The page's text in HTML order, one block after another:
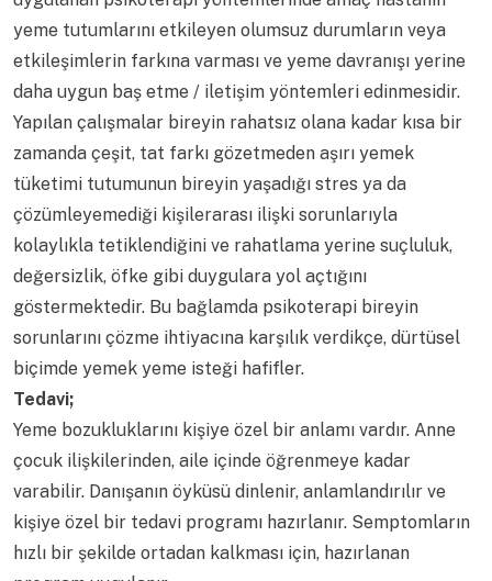
yeme tutumlarını etkileyen olumsuz durumların veya
etkileşimlerin farkına varması ve yeme davranışı yerine
daha uygun baş etme / iletişim yöntemleri edinmesidir.
Yapılan çalışmalar bireyin rahatsız olana kadar kısa bir
zamanda çeşit, tat farkı gözetmeden aşırı yemek
tüketimi tutumunun bireyin yaşadığı stres ya da
çözümleyemediği kişilerarası ilişki sorunlarıyla
kolaylıkla tetiklendiğini ve rahatlama yerine suçluluk,
değersizlik, öfke gibi duygulara yol açtığını
göstermektedir. Bu bağlamda psikoterapi bireyin
sorunlarını çözme ihtiyacına karşılık verdikçe, dürtüsel
biçimde yemek yeme isteği hafifler.
Tedavi;
Yeme bozukluklarını kişiye özel bir anlamı vardır. Anne
çocuk ilişkilerinden, aile içinde öğrenmeye kadar
varabilir. Danışanın öyküsü dinlenir, anlamlandırılır ve
kişiye özel bir tedavi programı hazırlanır. Semptomların
hızlı bir şekilde ortadan kalkması için, hazırlanan